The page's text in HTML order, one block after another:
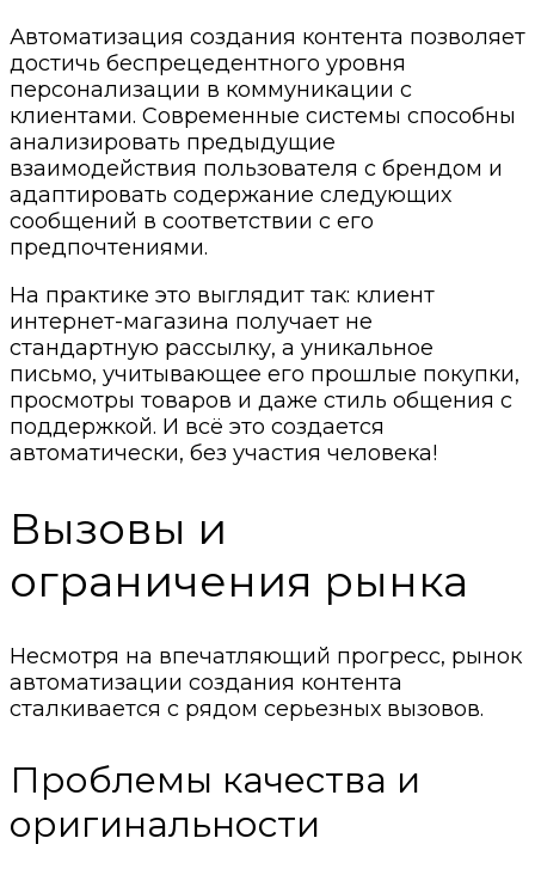
Автоматизация создания контента позволяет
достичь беспрецедентного уровня
персонализации в коммуникации с
клиентами. Современные системы способны
анализировать предыдущие
взаимодействия пользователя с брендом и
адаптировать содержание следующих
сообщений в соответствии с его
предпочтениями.
На практике это выглядит так: клиент
интернет-магазина получает не
стандартную рассылку, а уникальное
письмо, учитывающее его прошлые покупки,
просмотры товаров и даже стиль общения с
поддержкой. И всё это создается
автоматически, без участия человека!
Вызовы и
ограничения рынка
Несмотря на впечатляющий прогресс, рынок
автоматизации создания контента
сталкивается с рядом серьезных вызовов.
Проблемы качества и
оригинальности